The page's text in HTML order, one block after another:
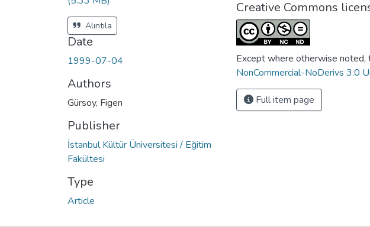
Alıntıla
Date
1999-07-04
Authors
Gürsoy, Figen
Publisher
İstanbul Kültür Üniversitesi / Eğitim
Fakültesi
Type
Article
Creative Commons
Except where otherwise noted,
NonCommercial-NoDerivs 3.0
Full item page